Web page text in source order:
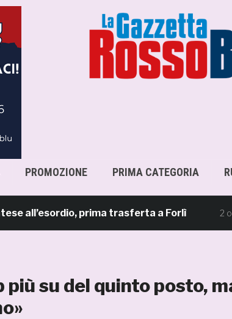
PROMOZIONE PRIMA CATEGORIA
prima trasferta a Forlì 2 ore fa
più su del quinto posto,